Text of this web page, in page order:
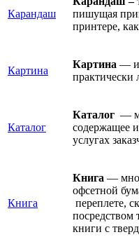
Карандаш
пишущая
принтере,
Картина
Картина —
практически
Каталог
Каталог —
содержащее
услугах
Книга
Книга —
офсетной
переплете,
посредством
книги с